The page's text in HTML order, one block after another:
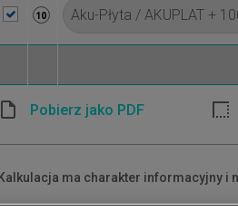
10
Pobierz jako PDF
Kalkulacja ma charakter informacyjny i